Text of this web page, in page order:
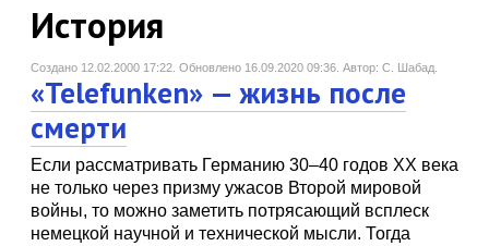
История
Создано 12.02.2000 17:22. Обновлено 16.09.2020 09:36. Автор: С. Шабад.
«Telefunken» — жизнь после
смерти
Если рассматривать Германию 30–40 годов XX века
не только через призму ужасов Второй мировой
войны, то можно заметить потрясающий всплеск
немецкой научной и технической мысли. Тогда